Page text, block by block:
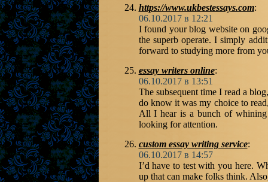
https://www.ukbestessays.com:
06.10.2017 в 12:21
I found your blog website on
the superb operate. I simply
forward to studying more from
essay writers online:
06.10.2017 в 13:51
The subsequent time I read a
do know it was my choice to
All I hear is a bunch of
looking for attention.
custom essay writing service:
06.10.2017 в 14:57
I’d have to test with you here.
up that can make folks think.